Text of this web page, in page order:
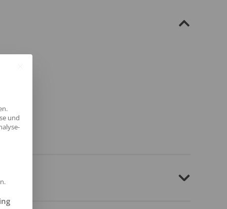
und
kann. Die erste Service-Gruppe ist essenziell und kann